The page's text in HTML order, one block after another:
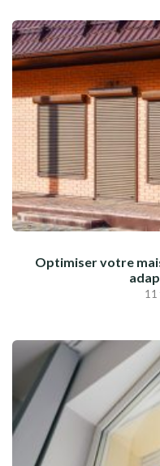
Optimiser votre
11